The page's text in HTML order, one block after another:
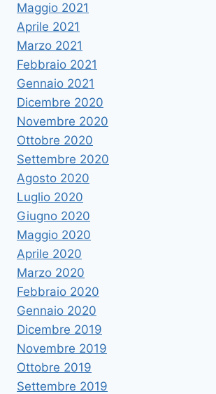
Maggio 2021
Aprile 2021
Marzo 2021
Febbraio 2021
Gennaio 2021
Dicembre 2020
Novembre 2020
Ottobre 2020
Settembre 2020
Agosto 2020
Luglio 2020
Giugno 2020
Maggio 2020
Aprile 2020
Marzo 2020
Febbraio 2020
Gennaio 2020
Dicembre 2019
Novembre 2019
Ottobre 2019
Settembre 2019